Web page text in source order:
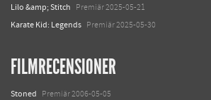
Lilo &amp; Stitch Premiär 2025-05-21
Karate Kid: Legends Premiär 2025-05-30
FILMRECENSIONER
Stoned Premiär 2006-05-05